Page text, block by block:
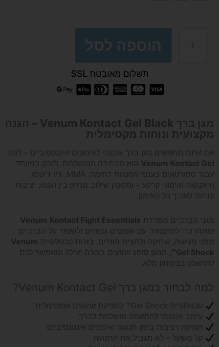
Black
הוספה לסל
תשלום מאובטח SSL
מגן ברך Venum Kontact Gel Black – הגנה
מקצועית ונוחות מקסימלית
אם אתם מחפשים מגן ברך איכותי לאימונים אינטנסיביים – דגם
Venum Kontact Gel הוא הבחירה המושלמת. תוכנן במיוחד
עבור ספורטאים בענפי אמנויות לחימה, MMA, ג’יו ג’יטסו,
היאבקות ואימוני קרקע – ומספק שילוב מדויק בין הגנה, יציבות
ונוחות לאורך כל האימון.
מגני הברכיים מסדרת Venum Kontact Fight Essentials
פותחו כדי להתמודד עם עומסים גבוהים ולשמור על הברכיים
מפני פגיעות, שחיקה ולחצים חוזרים. בזכות טכנולוגיית Venum
Gel Shock™
, המגן סופג זעזועים בצורה יעילה ומאפשר לכם
להתאמן בביטחון מלא.
למה לבחור במגן ברך Venum Kontact Gel?
טכנולוגיית Gel Shock™ לספיגת זעזועים אופטימלית
עיצוב אנטומי להתאמה מושלמת לברך
תמיכה ויציבות בזמן תנועה ואימונים אינטנסיביים
קל משקל – לא מגביל את התנועה